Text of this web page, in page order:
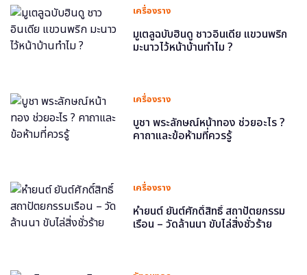
เครื่องราง
มูเตลูฉบับฮินดู ชาวอินเดีย แขวนพริก
มะนาวไว้หน้าบ้านทำไม ?
เครื่องราง
บูชา พระลักษณ์หน้าทอง ช่วยอะไร ?
คาถาและข้อห้ามที่ควรรู้
เครื่องราง
หำยนต์ ยันต์ศักดิ์สิทธิ์ สถาปัตยกรรม
เรือน – วัดล้านนา ขับไล่สิ่งชั่วร้าย